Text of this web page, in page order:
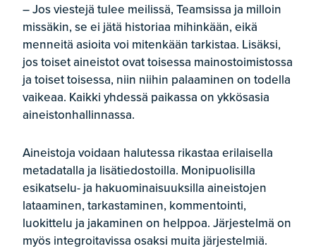
– Jos viestejä tulee meilissä, Teamsissa ja milloin
missäkin, se ei jätä historiaa mihinkään, eikä
menneitä asioita voi mitenkään tarkistaa. Lisäksi,
jos toiset aineistot ovat toisessa mainostoimistossa
ja toiset toisessa, niin niihin palaaminen on todella
vaikeaa. Kaikki yhdessä paikassa on ykkösasia
aineistonhallinnassa.
Aineistoja voidaan halutessa rikastaa erilaisella
metadatalla ja lisätiedostoilla. Monipuolisilla
esikatselu- ja hakuominaisuuksilla aineistojen
lataaminen, tarkastaminen, kommentointi,
luokittelu ja jakaminen on helppoa. Järjestelmä on
myös integroitavissa osaksi muita järjestelmiä.